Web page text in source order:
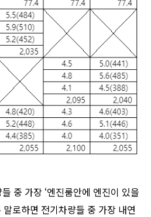
중 가장 ‘엔진룸안에 엔진이 있을
말로하면 전기차량들 중 가장 내연